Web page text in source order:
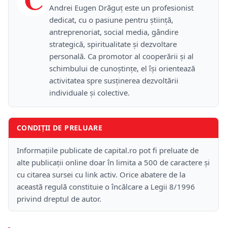
Andrei Eugen Drăguț este un profesionist
dedicat, cu o pasiune pentru știință,
antreprenoriat, social media, gândire
strategică, spiritualitate și dezvoltare
personală. Ca promotor al cooperării și al
schimbului de cunoștințe, el își orientează
activitatea spre susținerea dezvoltării
individuale și colective.
CONDIȚII DE PRELUARE
Informațiile publicate de capital.ro pot fi preluate de
alte publicații online doar în limita a 500 de caractere și
cu citarea sursei cu link activ. Orice abatere de la
această regulă constituie o încălcare a Legii 8/1996
privind dreptul de autor.